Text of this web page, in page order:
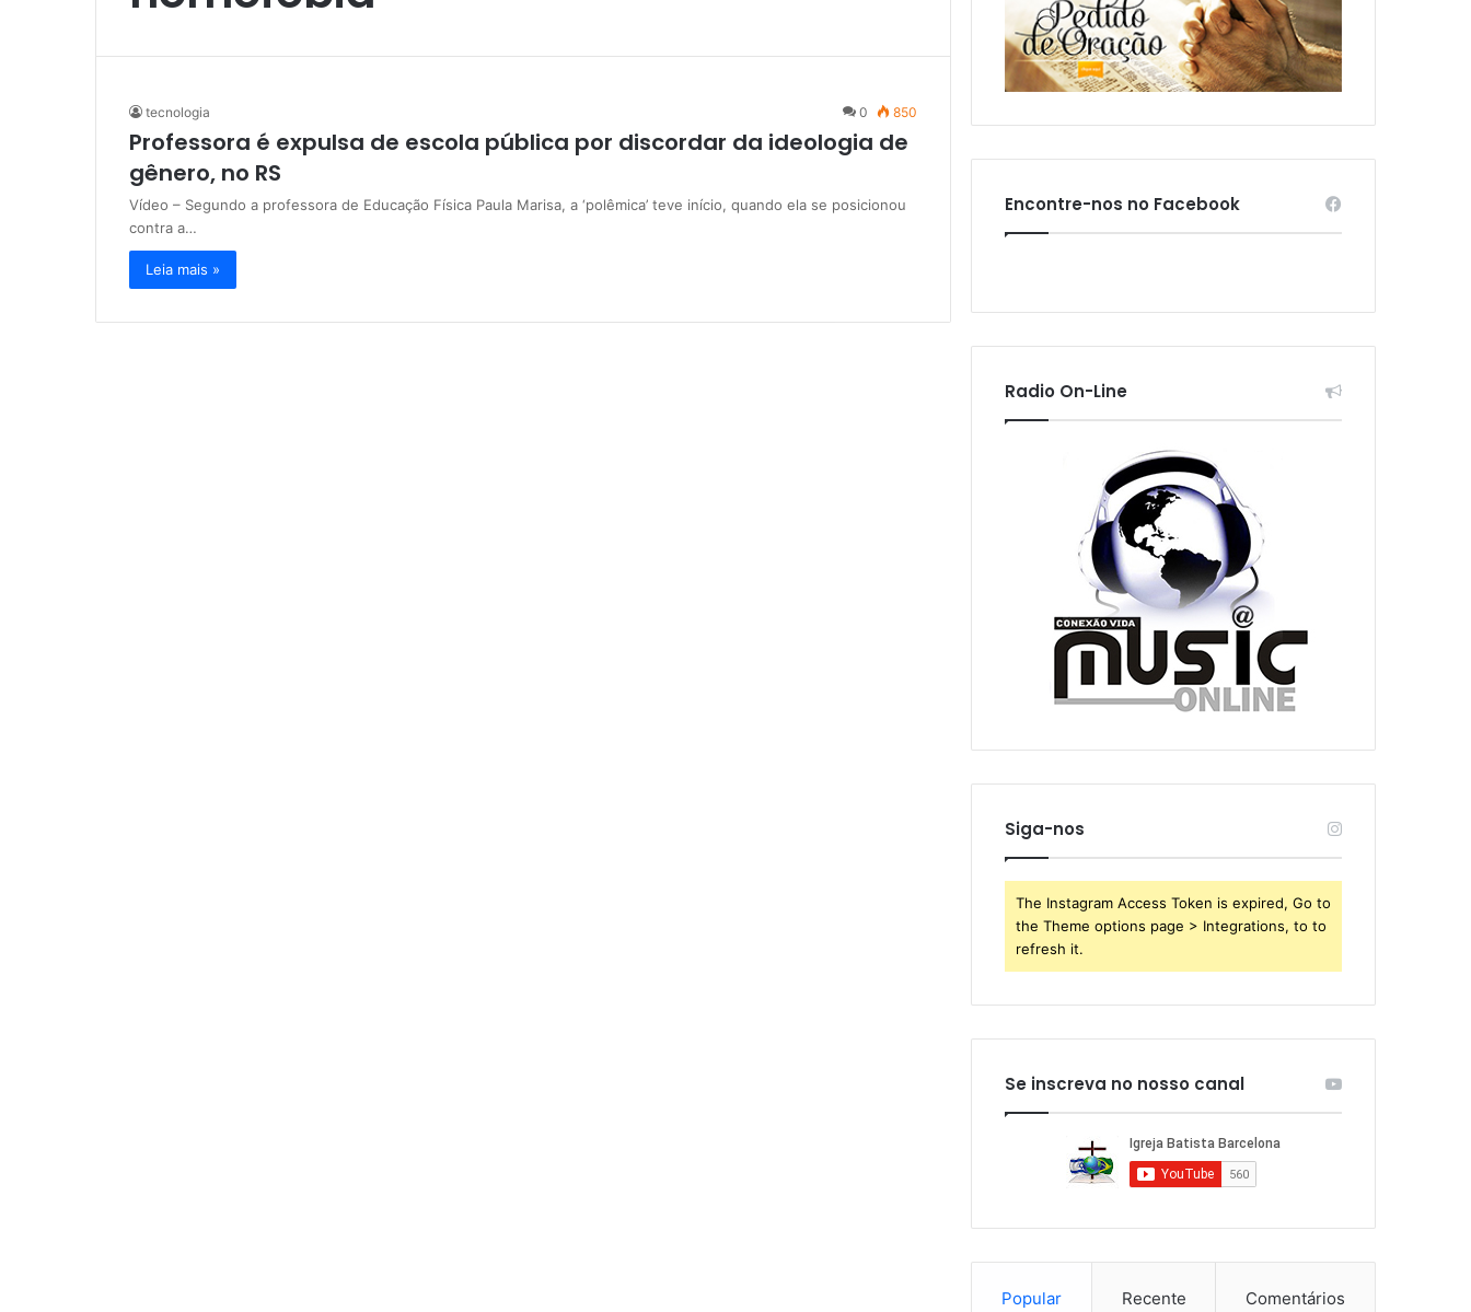
tecnologia 0 850
Professora é expulsa de escola pública por discordar da ideologia de
gênero, no RS
Vídeo – Segundo a professora de Educação Física Paula Marisa, a ‘polêmica’ teve início, quando ela se posicionou
contra a…
Leia mais »
Encontre-nos no Facebook
Radio On-Line
Siga-nos
The Instagram Access Token is expired, Go to
the Theme options page > Integrations, to to
refresh it.
Se inscreva no nosso canal
Popular Recente Comentários